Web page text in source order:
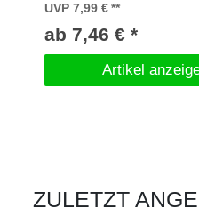
UVP 7,99 €
ab 7,46 € *
Artikel
ZULETZT